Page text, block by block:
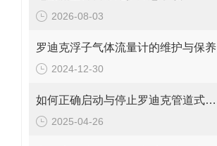
2026-08-03
罗迪克浮子气体流量计的维护与保养
2024-12-30
如何正确启动与停止罗迪克管道式流量计？操作要点要牢记
2025-04-26